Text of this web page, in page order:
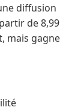
diffusion
de 8,99
mais gagne